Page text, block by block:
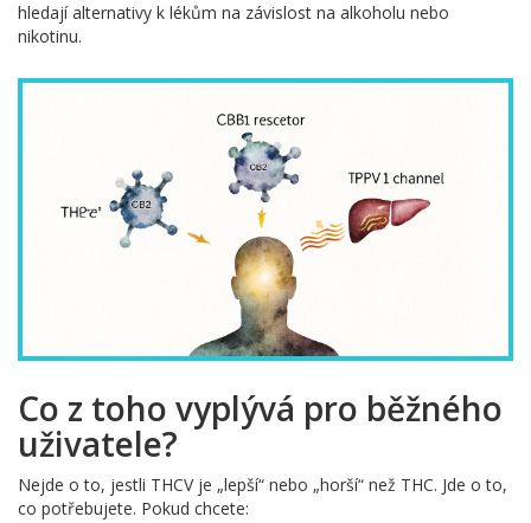
hledají alternativy k lékům na závislost na alkoholu nebo
nikotinu.
Co z toho vyplývá pro běžného
uživatele?
Nejde o to, jestli THCV je „lepší“ nebo „horší“ než THC. Jde o to,
co potřebujete. Pokud chcete: